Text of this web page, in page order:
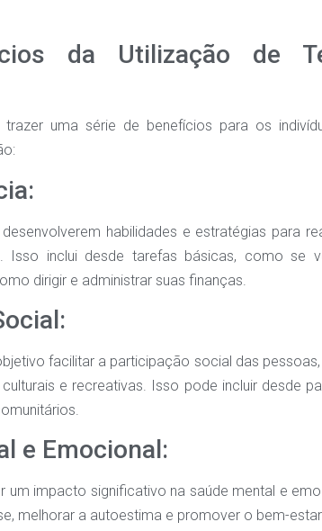
da Utilização de
uma série de benefícios para os
habilidades e estratégias para
Isso inclui desde tarefas básicas, como se
dirigir e administrar suas finanças.
facilitar a participação social das pessoas,
e recreativas. Isso pode incluir desde
e Emocional:
impacto significativo na saúde mental e
melhorar a autoestima e promover o bem-